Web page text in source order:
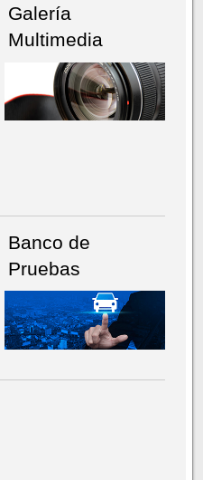
Galería
Multimedia
Banco de
Pruebas